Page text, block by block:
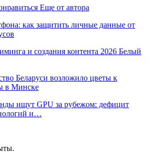
Еще от автора
как защитить личные данные от
и создания контента 2026 Белый
Беларуси возложило цветы к
в Минске
ищут GPU за рубежом: дефицит
и…